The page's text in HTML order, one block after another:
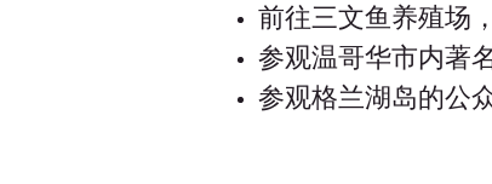
前往三文鱼养殖场
参观温哥华市内著
参观格兰湖岛的公